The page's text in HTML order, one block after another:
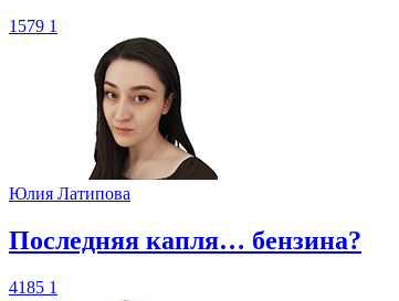
1579 1
Юлия Латипова
​Последняя капля… бензина?
4185 1